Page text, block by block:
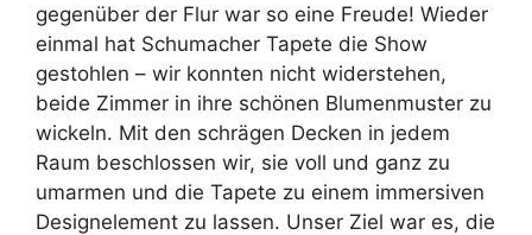
gegenüber der Flur war so eine Freude! Wieder
einmal hat Schumacher Tapete die Show
gestohlen – wir konnten nicht widerstehen,
beide Zimmer in ihre schönen Blumenmuster zu
wickeln. Mit den schrägen Decken in jedem
Raum beschlossen wir, sie voll und ganz zu
umarmen und die Tapete zu einem immersiven
Designelement zu lassen. Unser Ziel war es, die